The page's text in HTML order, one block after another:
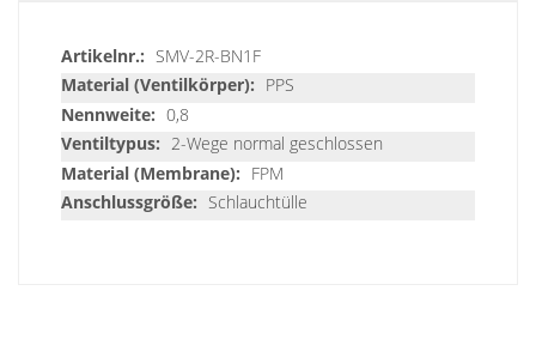
Details
&
SMV-2R-BN1F
PPS
0,8
2-Wege normal geschlossen
FPM
Schlauchtülle